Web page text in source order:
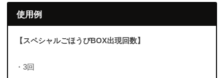
使用例
【スペシャルごほうびBOX出現回数】
・3回